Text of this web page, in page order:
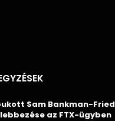
Sam Bankman-Fried
az FTX-ügyben